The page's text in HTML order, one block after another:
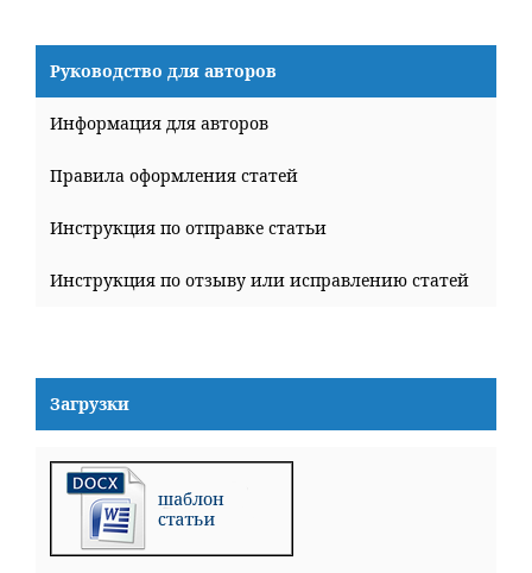
Руководство для авторов
Информация для авторов
Правила оформления статей
Инструкция по отправке статьи
Инструкция по отзыву или исправлению статей
Загрузки